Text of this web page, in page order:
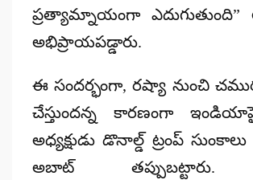
ప్రత్యామ్నాయంగా
అభిప్రాయపడ్డారు.
ఈ సందర్భంగా, రష్యా నుంచి
చేస్తుందన్న కారణంగా
అధ్యక్షుడుడొనాల్డ్ ట్రంప్ సుంకాలు
అబాట్ తప్పుబట్టారు.